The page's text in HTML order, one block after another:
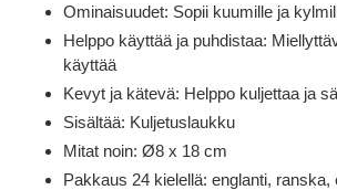
Ominaisuudet: Sopii kuumille ja
Helppo käyttää ja puhdistaa:
käyttää
Kevyt ja kätevä: Helppo kuljettaa ja
Sisältää: Kuljetuslaukku
Mitat noin: Ø8 x 18 cm
Pakkaus 24 kielellä: englanti, ranska,